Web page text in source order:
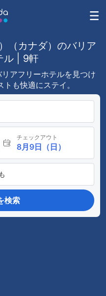
（カナダ）のバリア
ル | 9軒
アフリーホテルを見つけ
も快適にステイ。
チェックアウト
8月9日（日）
検索